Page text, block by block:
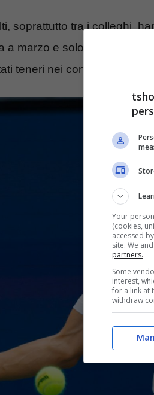
soprattutto tra i colleghi,
a marzo e solo ora venuta
teneri nei confronti del
Your
(cookies,
accessed
site. We
partners.
Some
interest,
for a link at
withdraw